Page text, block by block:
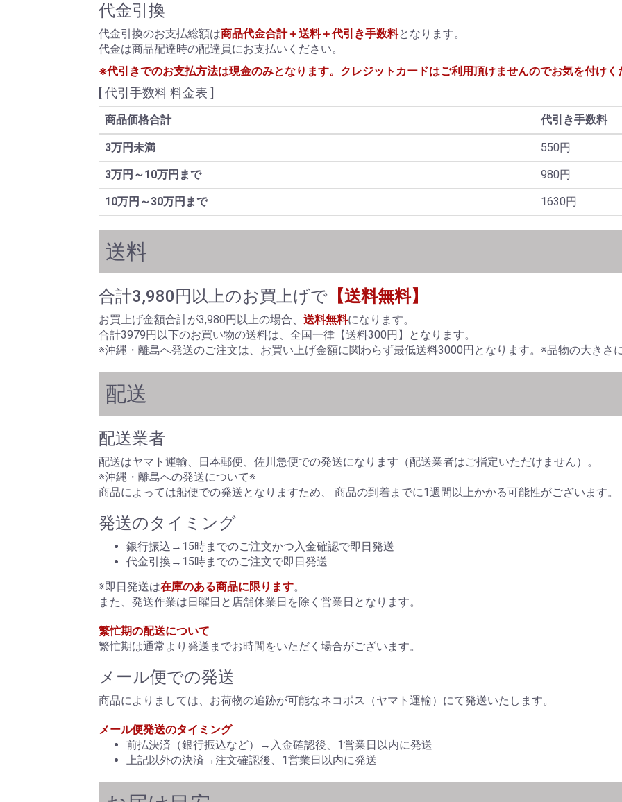
代金引換
代金引換のお支払総額は商品代金合計＋送料＋代引き手数料となります。
代金は商品配達時の配達員にお支払いください。
※代引きでのお支払方法は現金のみとなります。クレジットカードはご利用頂けませんのでお気を付けく
[ 代引手数料 料金表 ]
商品価格合計 代引き手数料
3万円未満 550円
3万円～10万円まで 980円
10万円～30万円まで 1630円
送料
合計3,980円以上のお買上げで 【送料無料】
お買上げ金額合計が3,980円以上の場合、 送料無料になります。
合計3979円以下のお買い物の送料は、全国一律【送料300円】となります。
※沖縄・離島へ発送のご注文は、お買い上げ金額に関わらず最低送料3000円となります。※品物の大きさ
配送
配送業者
配送はヤマト運輸、日本郵便、佐川急便での発送になります（配送業者はご指定いただけません）。
※沖縄・離島への発送について※
商品によっては船便での発送となりますため、 商品の到着までに1週間以上かかる可能性がございます。
発送のタイミング
銀行振込→15時までのご注文かつ入金確認で即日発送
代金引換→15時までのご注文で即日発送
※即日発送は在庫のある商品に限ります。
また、発送作業は日曜日と店舗休業日を除く営業日となります。
繁忙期の配送について
繁忙期は通常より発送までお時間をいただく場合がございます。
メール便での発送
商品によりましては、お荷物の追跡が可能なネコポス（ヤマト運輸）にて発送いたします。
メール便発送のタイミング
前払決済（銀行振込など）→入金確認後、1営業日以内に発送
上記以外の決済→注文確認後、1営業日以内に発送